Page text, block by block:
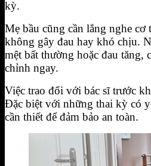
kỳ.
Mẹ bầu cũng cần lắng nghe cơ
không gây đau hay khó chịu.
mệt bất thường hoặc đau tăng,
chỉnh ngay.
Việc trao đổi với bác sĩ trước
Đặc biệt với những thai kỳ có
cần thiết để đảm bảo an toàn.